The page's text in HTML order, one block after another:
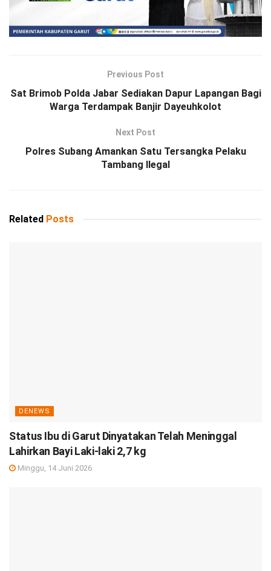
Previous Post
Sat Brimob Polda Jabar Sediakan Dapur Lapangan Bagi
Warga Terdampak Banjir Dayeuhkolot
Next Post
Polres Subang Amankan Satu Tersangka Pelaku
Tambang Ilegal
Related Posts
DENEWS
Status Ibu di Garut Dinyatakan Telah Meninggal
Lahirkan Bayi Laki-laki 2,7 kg
Minggu, 14 Juni 2026